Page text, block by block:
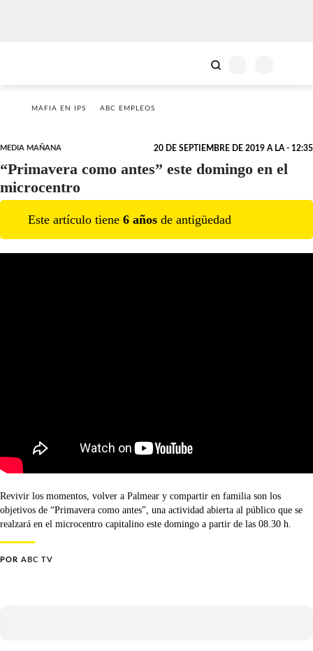
MAFIA EN IPS ABC EMPLEOS
MEDIA MAÑANA 20 DE SEPTIEMBRE DE 2019 A LA - 12:35
“Primavera como antes” este domingo en el
microcentro
Este artículo tiene 6 años de antigüedad
Revivir los momentos, volver a Palmear y compartir en familia son los
objetivos de “Primavera como antes”, una actividad abierta al público que se
realzará en el microcentro capitalino este domingo a partir de las 08.30 h.
POR ABC TV